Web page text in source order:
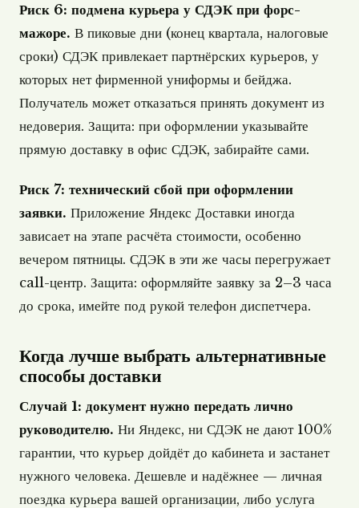
Риск 6: подмена курьера у СДЭК при форс-
мажоре. В пиковые дни (конец квартала, налоговые
сроки) СДЭК привлекает партнёрских курьеров, у
которых нет фирменной униформы и бейджа.
Получатель может отказаться принять документ из
недоверия. Защита: при оформлении указывайте
прямую доставку в офис СДЭК, забирайте сами.
Риск 7: технический сбой при оформлении
заявки. Приложение Яндекс Доставки иногда
зависает на этапе расчёта стоимости, особенно
вечером пятницы. СДЭК в эти же часы перегружает
call-центр. Защита: оформляйте заявку за 2–3 часа
до срока, имейте под рукой телефон диспетчера.
Когда лучше выбрать альтернативные
способы доставки
Случай 1: документ нужно передать лично
руководителю. Ни Яндекс, ни СДЭК не дают 100%
гарантии, что курьер дойдёт до кабинета и застанет
нужного человека. Дешевле и надёжнее — личная
поездка курьера вашей организации, либо услуга